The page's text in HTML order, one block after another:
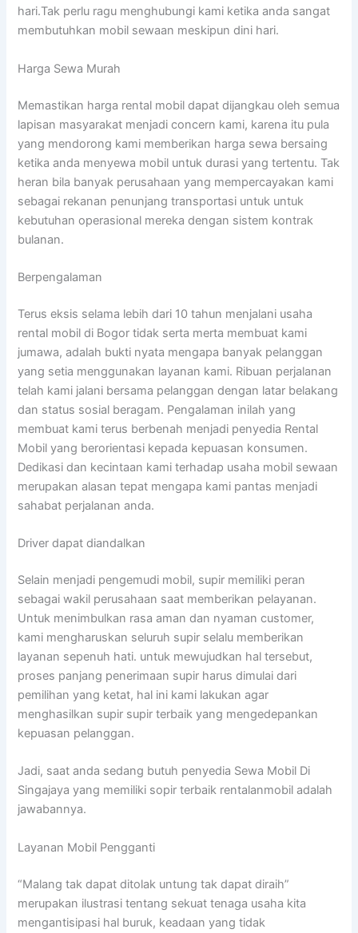
hari.Tak perlu ragu menghubungi kami ketika anda sangat
membutuhkan mobil sewaan meskipun dini hari.
Harga Sewa Murah
Memastikan harga rental mobil dapat dijangkau oleh semua
lapisan masyarakat menjadi concern kami, karena itu pula
yang mendorong kami memberikan harga sewa bersaing
ketika anda menyewa mobil untuk durasi yang tertentu. Tak
heran bila banyak perusahaan yang mempercayakan kami
sebagai rekanan penunjang transportasi untuk untuk
kebutuhan operasional mereka dengan sistem kontrak
bulanan.
Berpengalaman
Terus eksis selama lebih dari 10 tahun menjalani usaha
rental mobil di Bogor tidak serta merta membuat kami
jumawa, adalah bukti nyata mengapa banyak pelanggan
yang setia menggunakan layanan kami. Ribuan perjalanan
telah kami jalani bersama pelanggan dengan latar belakang
dan status sosial beragam. Pengalaman inilah yang
membuat kami terus berbenah menjadi penyedia Rental
Mobil yang berorientasi kepada kepuasan konsumen.
Dedikasi dan kecintaan kami terhadap usaha mobil sewaan
merupakan alasan tepat mengapa kami pantas menjadi
sahabat perjalanan anda.
Driver dapat diandalkan
Selain menjadi pengemudi mobil, supir memiliki peran
sebagai wakil perusahaan saat memberikan pelayanan.
Untuk menimbulkan rasa aman dan nyaman customer,
kami mengharuskan seluruh supir selalu memberikan
layanan sepenuh hati. untuk mewujudkan hal tersebut,
proses panjang penerimaan supir harus dimulai dari
pemilihan yang ketat, hal ini kami lakukan agar
menghasilkan supir supir terbaik yang mengedepankan
kepuasan pelanggan.
Jadi, saat anda sedang butuh penyedia Sewa Mobil Di
Singajaya yang memiliki sopir terbaik rentalanmobil adalah
jawabannya.
Layanan Mobil Pengganti
“Malang tak dapat ditolak untung tak dapat diraih”
merupakan ilustrasi tentang sekuat tenaga usaha kita
mengantisipasi hal buruk, keadaan yang tidak